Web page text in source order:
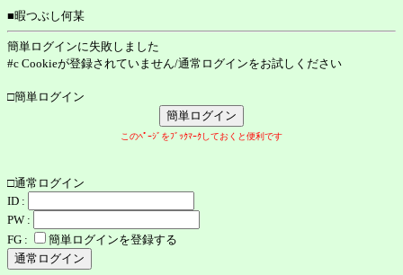
■暇つぶし何某
簡単ログインに失敗しました
#c Cookieが登録されていません/通常ログインをお試しください
□簡単ログイン
このﾍﾟｰｼﾞをﾌﾞｯｸﾏｰｸしておくと便利です
□通常ログイン
ID :
PW :
FG :
簡単ログインを登録する